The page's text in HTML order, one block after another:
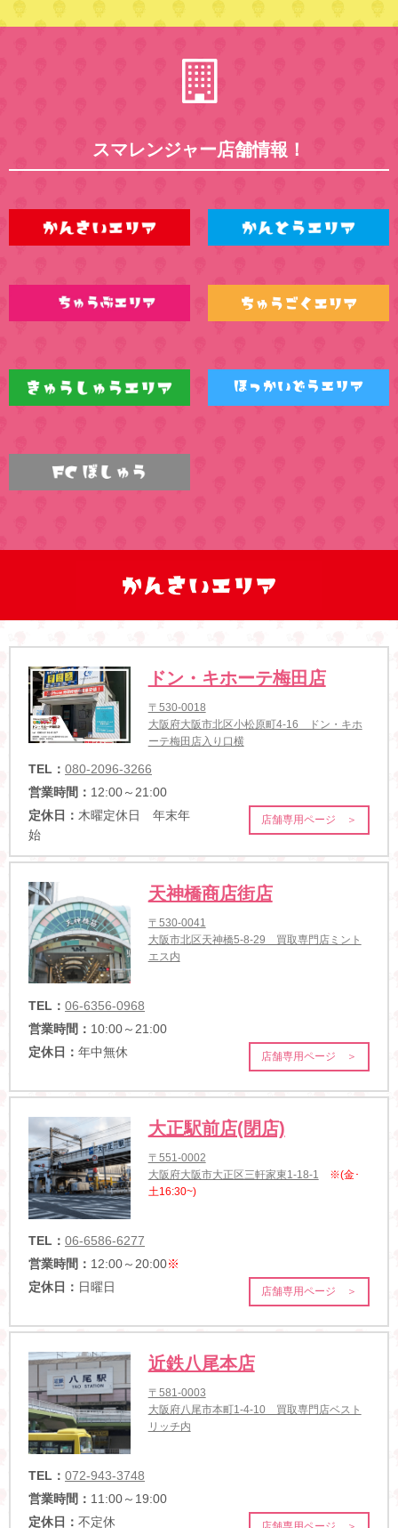
スマレンジャー店舗情報！
ドン・キホーテ梅田店
〒530-0018
大阪府大阪市北区小松原町4-16 ドン・キホ
ーテ梅田店入り口横
TEL： 080-2096-3266
営業時間： 12:00～21:00
定休日： 木曜定休日 年末年
始
店舗専用ページ ＞
天神橋商店街店
〒530-0041
大阪市北区天神橋5-8-29 買取専門店ミント
エス内
TEL： 06-6356-0968
営業時間： 10:00～21:00
定休日： 年中無休 店舗専用ページ ＞
大正駅前店(閉店)
〒551-0002
大阪府大阪市大正区三軒家東1-18-1
※(金･
土16:30~)
TEL： 06-6586-6277
営業時間： 12:00～20:00※
定休日： 日曜日 店舗専用ページ ＞
近鉄八尾本店
〒581-0003
大阪府八尾市本町1-4-10 買取専門店ベスト
リッチ内
TEL： 072-943-3748
営業時間： 11:00～19:00
定休日： 不定休